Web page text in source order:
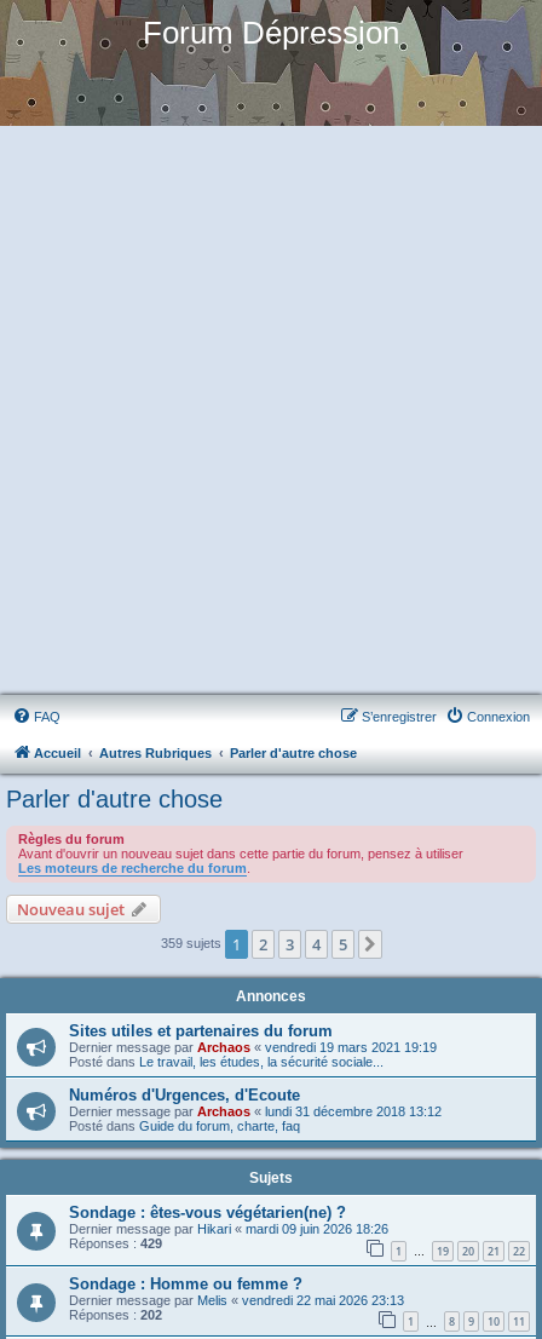
Forum Dépression
FAQ Connexion
S’enregistrer
Accueil Autres Rubriques Parler d'autre chose
Parler d'autre chose
Règles du forum
Avant d'ouvrir un nouveau sujet dans cette partie du forum, pensez à utiliser
Les moteurs de recherche du forum
Nouveau sujet
359 sujets 1 2 3 4 5
Annonces
Sites utiles et partenaires du forum
Dernier message par Archaos « vendredi 19 mars 2021 19:19
Posté dans Le travail, les études, la sécurité sociale...
Numéros d'Urgences, d'Ecoute
Dernier message par Archaos « lundi 31 décembre 2018 13:12
Posté dans Guide du forum, charte, faq
Sujets
Sondage : êtes-vous végétarien(ne) ?
Dernier message par Hikari « mardi 09 juin 2026 18:26
Réponses : 429 1 … 19 20 21 22
Sondage : Homme ou femme ?
Dernier message par Melis « vendredi 22 mai 2026 23:13
Réponses : 202 1 8 9 10 11